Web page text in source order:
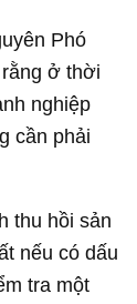
Phó
ở thời
nghiệp
cần phải
thu hồi sản
nếu có dấu
tra một